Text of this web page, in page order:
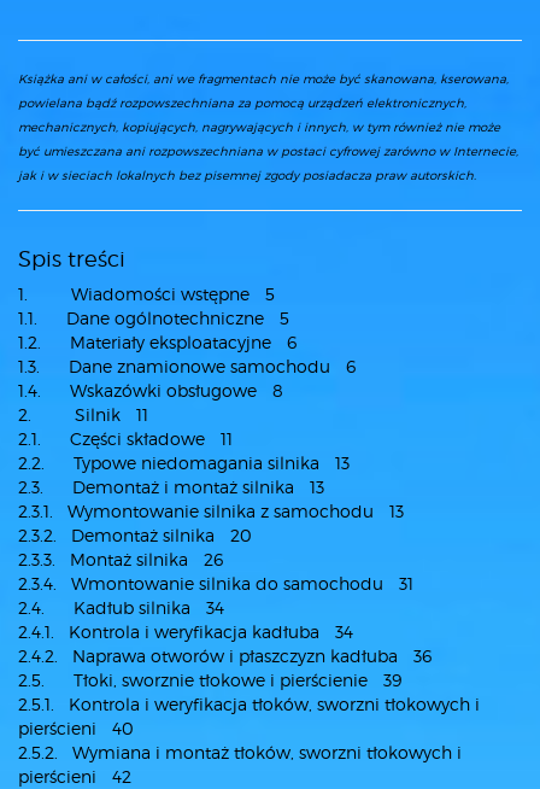
Książka ani w całości, ani we fragmentach nie może być skanowana, kserowana,
powielana bądź rozpowszechniana za pomocą urządzeń elektronicznych,
mechanicznych, kopiujących, nagrywających i innych, w tym również nie może
być umieszczana ani rozpowszechniana w postaci cyfrowej zarówno w Internecie,
jak i w sieciach lokalnych bez pisemnej zgody posiadacza praw autorskich.
Spis treści
1. Wiadomości wstępne 5
1.1. Dane ogólnotechniczne 5
1.2. Materiały eksploatacyjne 6
1.3. Dane znamionowe samochodu 6
1.4. Wskazówki obsługowe 8
2. Silnik 11
2.1. Części składowe 11
2.2. Typowe niedomagania silnika 13
2.3. Demontaż i montaż silnika 13
2.3.1. Wymontowanie silnika z samochodu 13
2.3.2. Demontaż silnika 20
2.3.3. Montaż silnika 26
2.3.4. Wmontowanie silnika do samochodu 31
2.4. Kadłub silnika 34
2.4.1. Kontrola i weryfikacja kadłuba 34
2.4.2. Naprawa otworów i płaszczyzn kadłuba 36
2.5. Tłoki, sworznie tłokowe i pierścienie 39
2.5.1. Kontrola i weryfikacja tłoków, sworzni tłokowych i
pierścieni 40
2.5.2. Wymiana i montaż tłoków, sworzni tłokowych i
pierścieni 42